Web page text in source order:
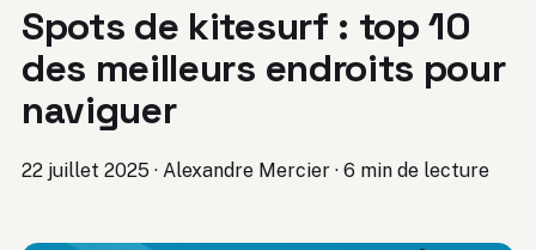
Spots de kitesurf : top 10
des meilleurs endroits pour
naviguer
22 juillet 2025 · Alexandre Mercier · 6 min de lecture